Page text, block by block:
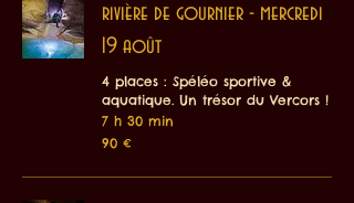
rivière de gournier - mercredi
19 août
4 places : Spéléo sportive &
aquatique. Un trésor du Vercors !
7 h 30 min
90
euros
90 €